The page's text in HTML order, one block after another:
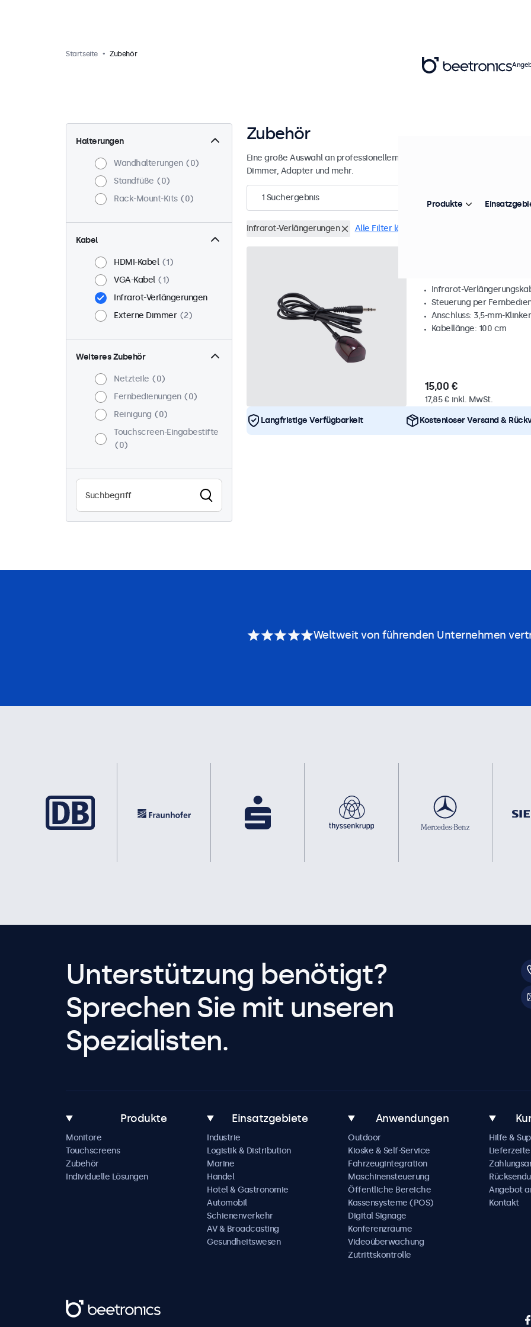
Startseite Zubehör
Halterungen
Wandhalterungen
0
Standfüße
0
Rack-Mount-Kits
0
Kabel
HDMI-Kabel
1
VGA-Kabel
1
Infrarot-Verlängerungen
Externe Dimmer
2
Weiteres Zubehör
Netzteile
0
Fernbedienungen
0
Reinigung
0
Touchscreen-Eingabestifte
0
Zubehör
Eine große Auswahl an professionellem Zubehör für Ihre Beetronics-
Dimmer, Adapter und mehr.
1 Suchergebnis
Infrarot-Verlängerungen Alle Filter löschen
Infrarot-
Steuerung per
Anschluss: 3,5-mm-
Kabellänge: 100 cm
15,00 €
17,85 € inkl. MwSt.
Langfristige Verfügbarkeit Kostenloser Versand &
Produkte
Weltweit von führenden Unternehmen
Unterstützung benötigt?
Sprechen Sie mit unseren
Spezialisten.
Produkte
Monitore
Touchscreens
Zubehör
Individuelle Lösungen
Einsatzgebiete
Industrie
Logistik & Distribution
Marine
Handel
Hotel & Gastronomie
Automobil
Schienenverkehr
AV & Broadcasting
Gesundheitswesen
Anwendungen
Outdoor
Kioske & Self-Service
Fahrzeugintegration
Maschinensteuerung
Öffentliche Bereiche
Kassensysteme (POS)
Digital Signage
Konferenzräume
Videoüberwachung
Zutrittskontrolle
Hilfe &
Angebot
Kontakt
Beetronics